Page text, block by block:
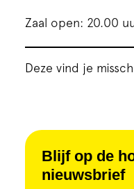
Blijf op de
nieuwsbrief
Zaal open: 20.00
Deze vind je